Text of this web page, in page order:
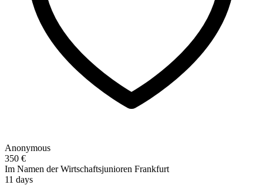
Anonymous
350 €
Im Namen der Wirtschaftsjunioren Frankfurt
11 days